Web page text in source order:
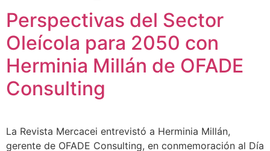
Perspectivas del Sector
Oleícola para 2050 con
Herminia Millán de OFADE
Consulting
La Revista Mercacei entrevistó a Herminia Millán,
gerente de OFADE Consulting, en conmemoración al Día